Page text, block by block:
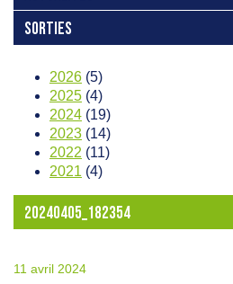
SORTIES
2026 (5)
2025 (4)
2024 (19)
2023 (14)
2022 (11)
2021 (4)
20240405_182354
11 avril 2024